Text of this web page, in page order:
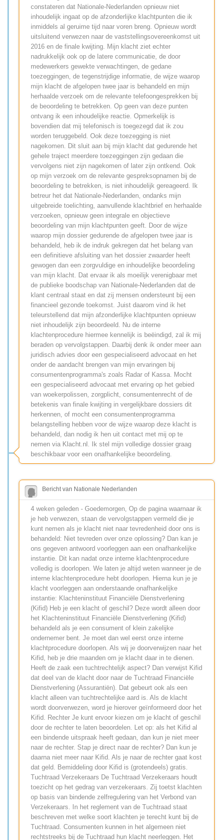
constateren dat Nationale-Nederlanden opnieuw niet
inhoudelijk ingaat op de afzonderlijke klachtpunten die ik
inmiddels al geruime tijd naar voren breng. Opnieuw wordt
uitsluitend verwezen naar de vaststellingsovereenkomst uit
2016 en de finale kwijting. Mijn klacht ziet echter
nadrukkelijk ook op de latere communicatie, de door
medewerkers gewekte verwachtingen, de gedane
toezeggingen, de tegenstrijdige informatie, de wijze waarop
mijn klacht de afgelopen twee jaar is behandeld en mijn
herhaalde verzoek om de relevante telefoongesprekken bij
de beoordeling te betrekken. Op geen van deze punten
ontvang ik een inhoudelijke reactie. Opmerkelijk is
bovendien dat mij telefonisch is toegezegd dat ik zou
worden teruggebeld. Ook deze toezegging is niet
nagekomen. Dit sluit aan bij mijn klacht dat gedurende het
gehele traject meerdere toezeggingen zijn gedaan die
vervolgens niet zijn nagekomen of later zijn ontkend. Ook
op mijn verzoek om de relevante gespreksopnamen bij de
beoordeling te betrekken, is niet inhoudelijk gereageerd. Ik
betreur het dat Nationale-Nederlanden, ondanks mijn
uitgebreide toelichting, aanvullende klachtbrief en herhaalde
verzoeken, opnieuw geen integrale en objectieve
beoordeling van mijn klachtpunten geeft. Door de wijze
waarop mijn dossier gedurende de afgelopen twee jaar is
behandeld, heb ik de indruk gekregen dat het belang van
een definitieve afsluiting van het dossier zwaarder heeft
gewogen dan een zorgvuldige en inhoudelijke beoordeling
van mijn klacht. Dat ervaar ik als moeilijk verenigbaar met
de publieke boodschap van Nationale-Nederlanden dat de
klant centraal staat en dat zij mensen ondersteunt bij een
financieel gezonde toekomst. Juist daarom vind ik het
teleurstellend dat mijn afzonderlijke klachtpunten opnieuw
niet inhoudelijk zijn beoordeeld. Nu de interne
klachtenprocedure hiermee kennelijk is beëindigd, zal ik mij
beraden op vervolgstappen. Daarbij denk ik onder meer aan
juridisch advies door een gespecialiseerd advocaat en het
onder de aandacht brengen van mijn ervaringen bij
consumentenprogramma's zoals Radar of Kassa. Mocht
een gespecialiseerd advocaat met ervaring op het gebied
van woekerpolissen, zorgplicht, consumentenrecht of de
betekenis van finale kwijting in vergelijkbare dossiers dit
herkennen, of mocht een consumentenprogramma
belangstelling hebben voor de wijze waarop deze klacht is
behandeld, dan nodig ik hen uit contact met mij op te
nemen via Klacht.nl. Ik stel mijn volledige dossier graag
beschikbaar voor een onafhankelijke beoordeling.
Bericht van Nationale Nederlanden
4 weken geleden - Goedemorgen, Op de pagina waarnaar ik
je heb verwezen, staan de vervolgstappen vermeld die je
kunt nemen als je klacht niet naar tevredenheid door ons is
behandeld: Niet tevreden over onze oplossing? Dan kan je
ons gegeven antwoord voorleggen aan een onafhankelijke
instantie. Dit kan nadat onze interne klachtenprocedure
volledig is doorlopen. We laten je altijd weten wanneer je de
interne klachtenprocedure hebt doorlopen. Hierna kun je je
klacht voorleggen aan onderstaande onafhankelijke
instantie: Klachteninstituut Financiële Dienstverlening
(Kifid) Heb je een klacht of geschil? Deze wordt alleen door
het Klachteninstituut Financiële Dienstverlening (Kifid)
behandeld als je een consument of klein zakelijke
ondernemer bent. Je moet dan wel eerst onze interne
klachtprocedure doorlopen. Als wij je doorverwijzen naar het
Kifid, heb je drie maanden om je klacht daar in te dienen.
Heeft de zaak een tuchtrechtelijk aspect? Dan verwijst Kifid
dat deel van de klacht door naar de Tuchtraad Financiële
Dienstverlening (Assurantiën). Dat gebeurt ook als een
klacht alleen van tuchtrechtelijke aard is. Als de klacht
wordt doorverwezen, word je hierover geïnformeerd door het
Kifid. Rechter Je kunt ervoor kiezen om je klacht of geschil
door de rechter te laten beoordelen. Let op: als het Kifid al
een bindende uitspraak heeft gedaan, dan kun je niet meer
naar de rechter. Stap je direct naar de rechter? Dan kun je
daarna niet meer naar Kifid. Als je naar de rechter gaat kost
dat geld. Bemiddeling door Kifid is (grotendeels) gratis.
Tuchtraad Verzekeraars De Tuchtraad Verzekeraars houdt
toezicht op het gedrag van verzekeraars. Zij toetst klachten
op basis van bindende zelfregulering van het Verbond van
Verzekeraars. In het reglement van de Tuchtraad staat
beschreven met welke soort klachten je terecht kunt bij de
Tuchtraad. Consumenten kunnen in het algemeen niet
rechtstreeks bij de Tuchtraad hun klacht neerleggen. Het